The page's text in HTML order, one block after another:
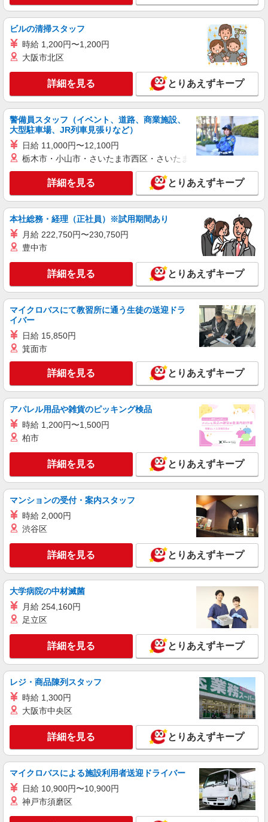
キープ 詳細を見る
派遣社員
パーソルエクセルHRパートナーズ株式会社
時給1,330円 ※当社規定あり
兵庫県神戸市中央区／最寄駅：新神戸駅
キープ 詳細を見る
契約社員
ワタキューセイモア株式会社
入院セットレンタル受付やタオル等の配布回収
月給：202,500円 交通費別途支給 ※ご自宅〜
勤務地まで 直線2km以上の場合は全額支給！ ※試
用期間3ヶ月（同条件）
神戸市立医療センター中央市民病院 （神戸市
中央区港島南町2丁目1-1） ☆20〜50代の近隣にお
住まいの方活躍中☆ 神戸市中央区、神戸市東灘
区、神戸市垂水区、神戸市灘区、明石市 などか
らも 通勤されています！（通勤圏内です！）
詳細を見る
パート
株式会社アスク
シェアオフィス受付
中の時給変動なし） ※交通費 ：別途支給（1日
往復3,000円を上限とし、実費支給） ※支払方
兵庫県神戸市中央区にあるシェアオフィス
キープ 詳細を見る
ビルの清掃スタッフ
時給 1,200円〜1,200円
大阪市北区
詳細を見る とりあえずキープ
警備員スタッフ（イベント、道路、商業施設、
大型駐車場、JR列車見張りなど）
日給 11,000円〜12,100円
栃木市・小山市・さいたま市西区・さいたま市岩槻区・久喜市・
詳細を見る とりあえずキープ
本社総務・経理（正社員）※試用期間あり
月給 222,750円〜230,750円
豊中市
詳細を見る とりあえずキープ
マイクロバスにて教習所に通う生徒の送迎ドラ
イバー
日給 15,850円
箕面市
詳細を見る とりあえずキープ
アパレル用品や雑貨のピッキング検品
時給 1,200円〜1,500円
柏市
詳細を見る とりあえずキープ
マンションの受付・案内スタッフ
時給 2,000円
渋谷区
詳細を見る とりあえずキープ
大学病院の中材滅菌
月給 254,160円
足立区
詳細を見る とりあえずキープ
レジ・商品陳列スタッフ
時給 1,300円
大阪市中央区
詳細を見る とりあえずキープ
マイクロバスによる施設利用者送迎ドライバー
日給 10,900円〜10,900円
神戸市須磨区